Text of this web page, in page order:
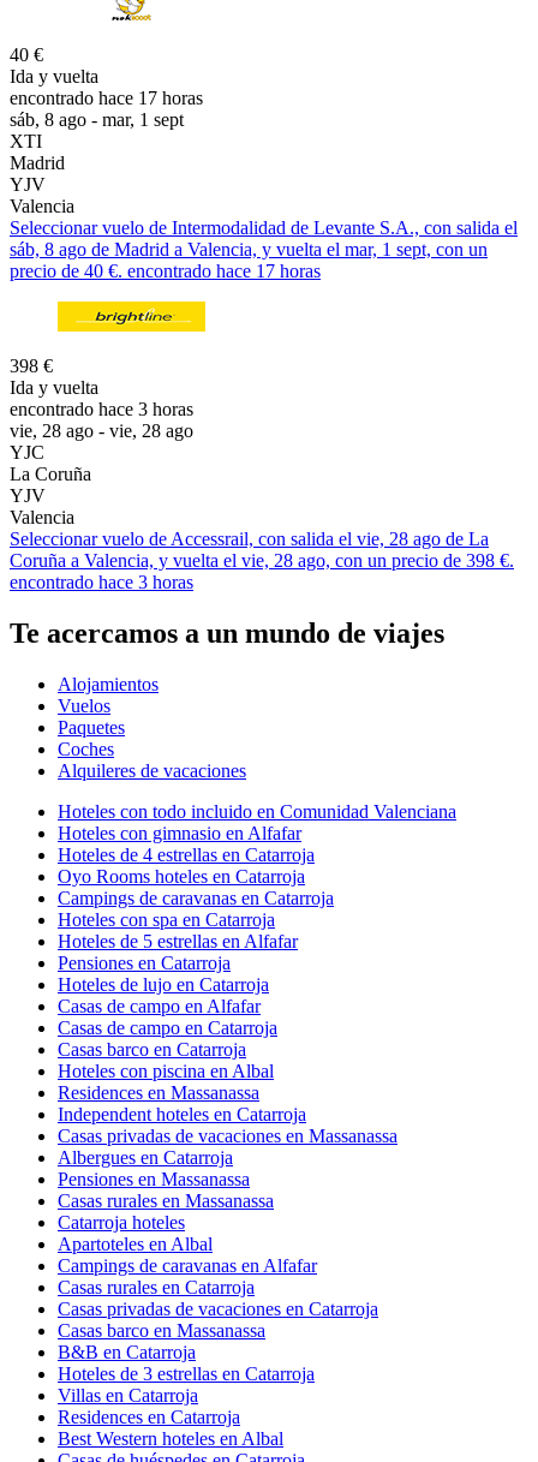
40 €
Ida y vuelta
encontrado hace 17 horas
sáb, 8 ago - mar, 1 sept
XTI
Madrid
YJV
Valencia
Seleccionar vuelo de Intermodalidad de Levante S.A., con salida el
sáb, 8 ago de Madrid a Valencia, y vuelta el mar, 1 sept, con un
precio de 40 €. encontrado hace 17 horas
398 €
Ida y vuelta
encontrado hace 3 horas
vie, 28 ago - vie, 28 ago
YJC
La Coruña
YJV
Valencia
Seleccionar vuelo de Accessrail, con salida el vie, 28 ago de La
Coruña a Valencia, y vuelta el vie, 28 ago, con un precio de 398 €.
encontrado hace 3 horas
Te acercamos a un mundo de viajes
Alojamientos
Vuelos
Paquetes
Coches
Alquileres de vacaciones
Hoteles con todo incluido en Comunidad Valenciana
Hoteles con gimnasio en Alfafar
Hoteles de 4 estrellas en Catarroja
Oyo Rooms hoteles en Catarroja
Campings de caravanas en Catarroja
Hoteles con spa en Catarroja
Hoteles de 5 estrellas en Alfafar
Pensiones en Catarroja
Hoteles de lujo en Catarroja
Casas de campo en Alfafar
Casas de campo en Catarroja
Casas barco en Catarroja
Hoteles con piscina en Albal
Residences en Massanassa
Independent hoteles en Catarroja
Casas privadas de vacaciones en Massanassa
Albergues en Catarroja
Pensiones en Massanassa
Casas rurales en Massanassa
Catarroja hoteles
Apartoteles en Albal
Campings de caravanas en Alfafar
Casas rurales en Catarroja
Casas privadas de vacaciones en Catarroja
Casas barco en Massanassa
B&B en Catarroja
Hoteles de 3 estrellas en Catarroja
Villas en Catarroja
Residences en Catarroja
Best Western hoteles en Albal